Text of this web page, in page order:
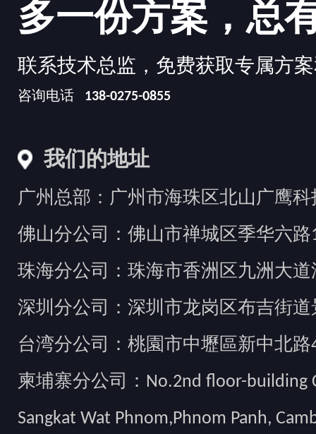
多一份方案，总
联系技术总监，免费获取专属方
咨询电话 138-0275-0855
我们的地址
广州总部：广州市海珠区北山广鹰科
佛山分公司：佛山市禅城区季华六路
珠海分公司：珠海市香洲区九洲大道
深圳分公司：深圳市龙岗区布吉街
台湾分公司：桃園市中壢區新中北路
柬埔寨分公司：No.2nd floor-building
Sangkat Wat Phnom,Phnom Panh,